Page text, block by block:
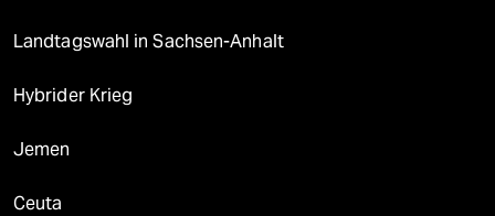
Landtagswahl in Sachsen-Anhalt
Hybrider Krieg
Jemen
Ceuta